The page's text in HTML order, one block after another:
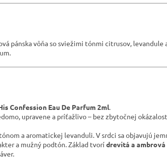
pánska vôňa so sviežimi tónmi citrusov,
Confession Eau De Parfum 2ml.
upravene a príťažlivo – bez zbytočnej
a aromatickej levanduli. V srdci sa objavujú
a mužný podtón. Základ tvorí drevitá a ambrová